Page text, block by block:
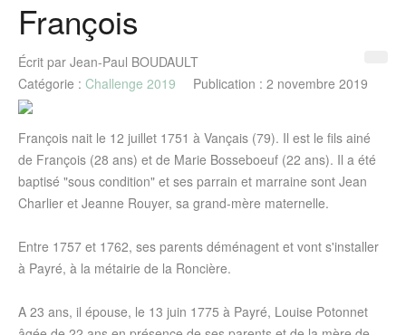
François
Écrit par Jean-Paul BOUDAULT
Catégorie : Challenge 2019 Publication : 2 novembre 2019
François nait le 12 juillet 1751 à Vançais (79). Il est le fils ainé
de François (28 ans) et de Marie Bosseboeuf (22 ans). Il a été
baptisé "sous condition" et ses parrain et marraine sont Jean
Charlier et Jeanne Rouyer, sa grand-mère maternelle.
Entre 1757 et 1762, ses parents déménagent et vont s'installer
à Payré, à la métairie de la Roncière.
A 23 ans, il épouse, le 13 juin 1775 à Payré, Louise Potonnet